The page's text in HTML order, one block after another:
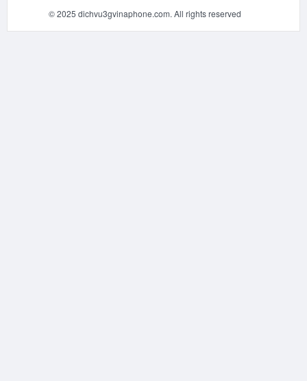
© 2025 dichvu3gvinaphone.com. All rights reserved